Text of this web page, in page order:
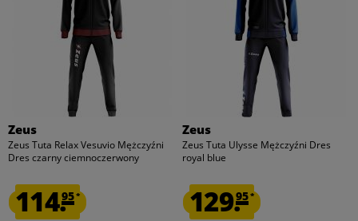
Zeus
Zeus Tuta Relax Vesuvio Mężczyźni
Dres czarny ciemnoczerwony
114.95*
Zeus
Zeus Tuta Ulysse Mężczyźni Dres
royal blue
129.95*